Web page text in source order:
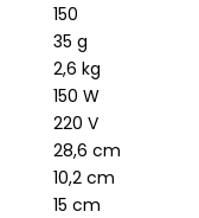
150
35 g
2,6 kg
150 W
220 V
28,6 cm
10,2 cm
15 cm